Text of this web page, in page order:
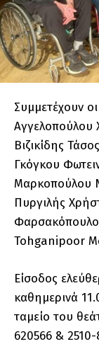
Συμμετέχουν
Αγγελοπούλου
Βιζικίδης
Γκόγκου
Μαρκοπούλου
Πυργιλής
Tohganipoor
Είσοδος
καθημερινά
ταμείο του
620566 &